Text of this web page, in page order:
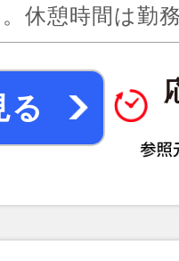
休憩時間は勤
る